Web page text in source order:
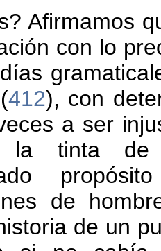
Afirmamos
con lo
412), con
a ser
la tinta de
de
de un